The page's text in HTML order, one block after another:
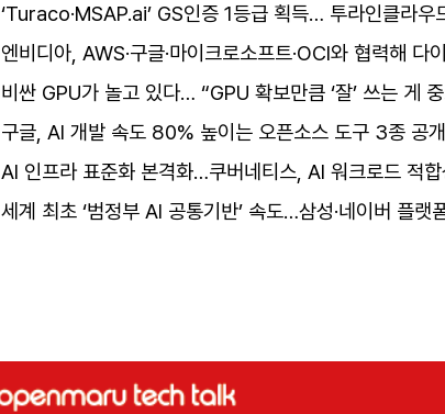
‘Turaco·MSAP.ai’ GS인증 1등급 획득… 투라인클라우
엔비디아, AWS·구글·마이크로소프트·OCI와 협력해
비싼 GPU가 놀고 있다… “GPU 확보만큼 ‘잘’ 쓰는 게
구글, AI 개발 속도 80% 높이는 오픈소스 도구 3종 공
AI 인프라 표준화 본격화…쿠버네티스, AI 워크로드 적
세계 최초 ‘범정부 AI 공통기반’ 속도…삼성·네이버 플랫